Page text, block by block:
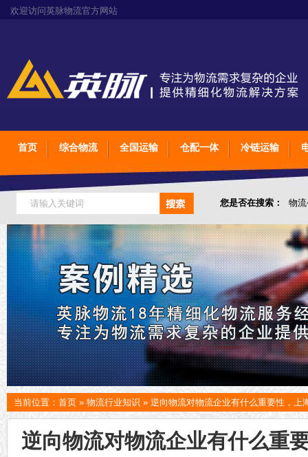
欢迎访问英脉物流官方网站
首页 综合物流 全国运输 仓配一体 冷链运输
您是否在搜索： 物
仓储综合专业定制物
当前位置： 首页 » 物流行业知识 » 逆向物流对物流企业有什么重要性，上
逆向物流对物流企业有什么重